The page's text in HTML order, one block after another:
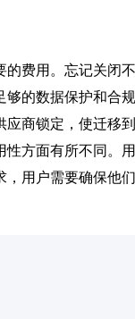
费用。忘记关闭
的数据保护和合规
商锁定，使迁移
方面有所不同。
用户需要确保他